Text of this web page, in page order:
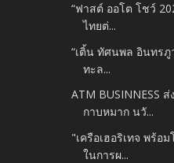
“ฟาสต์ ออโต โชว์
ไทยต่...
“เติ้น ทัศนพล อินทร
ทะล...
ATM BUSINNESS
กาบหมาก นวั...
"เครือเฮอริเทจ พร้อ
ในการผ...